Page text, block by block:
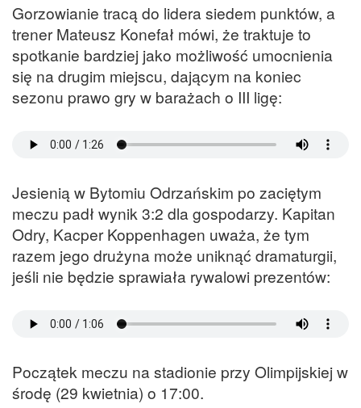
Gorzowianie tracą do lidera siedem punktów, a
trener Mateusz Konefał mówi, że traktuje to
spotkanie bardziej jako możliwość umocnienia
się na drugim miejscu, dającym na koniec
sezonu prawo gry w barażach o III ligę:
Jesienią w Bytomiu Odrzańskim po zaciętym
meczu padł wynik 3:2 dla gospodarzy. Kapitan
Odry, Kacper Koppenhagen uważa, że tym
razem jego drużyna może uniknąć dramaturgii,
jeśli nie będzie sprawiała rywalowi prezentów:
Początek meczu na stadionie przy Olimpijskiej w
środę (29 kwietnia) o 17:00.